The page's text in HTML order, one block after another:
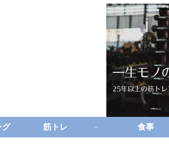
グ 筋トレ 食事